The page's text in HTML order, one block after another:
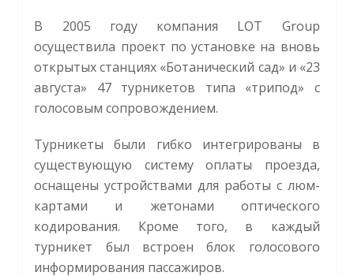
В 2005 году компания LOT Group
осуществила проект по установке на вновь
открытых станциях «Ботанический сад» и «23
августа» 47 турникетов типа «трипод» с
голосовым сопровождением.
Турникеты были гибко интегрированы в
существующую систему оплаты проезда,
оснащены устройствами для работы с люм-
картами и жетонами оптического
кодирования. Кроме того, в каждый
турникет был встроен блок голосового
информирования пассажиров.